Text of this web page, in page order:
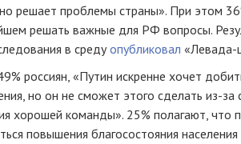
решает проблемы страны». При этом
решать важные для РФ вопросы.
в средуопубликовал «Левада-
россиян, «Путин искренне хочет
но он не сможет этого сделать из-за
хорошей команды». 25% полагают, что
повышения благосостояния